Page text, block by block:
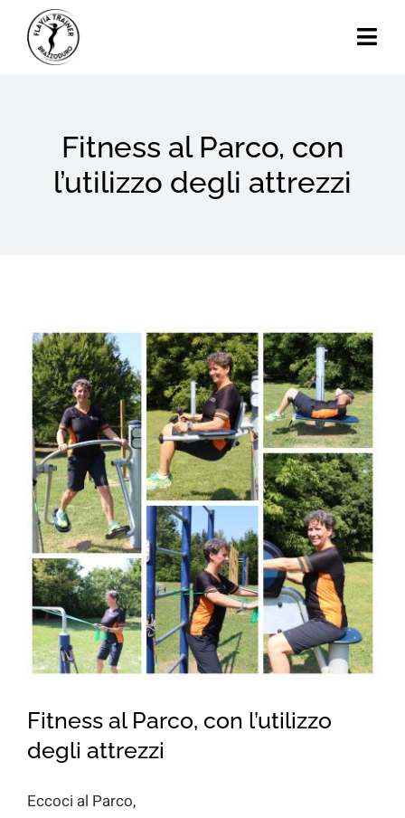
content
Chi Sono
Contatti
Search
for:
Fitness al Parco, con
l’utilizzo degli attrezzi
View
Larger
Image
Fitness al Parco, con l’utilizzo
degli attrezzi
Eccoci al Parco,